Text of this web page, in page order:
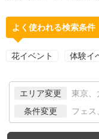
よく使われる検索条件
花イベント 体験イ
エリア変更 東京、
条件変更 フェス